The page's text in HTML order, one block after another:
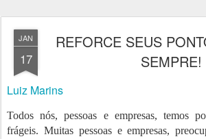
JAN
17
REFORCE SEUS
SEMPRE!
Luiz Marins
Todos nós, pessoas e empresas, temos
frágeis. Muitas pessoas e empresas,